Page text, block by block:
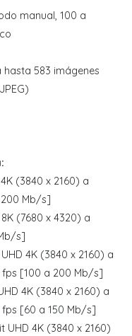
manual, 100 a
hasta 583 imágenes
(3840 x 2160) a
Mb/s]
(7680 x 4320) a
s]
4K (3840 x 2160) a
[100 a 200 Mb/s]
4K (3840 x 2160) a
[60 a 150 Mb/s]
UHD 4K (3840 x 2160)